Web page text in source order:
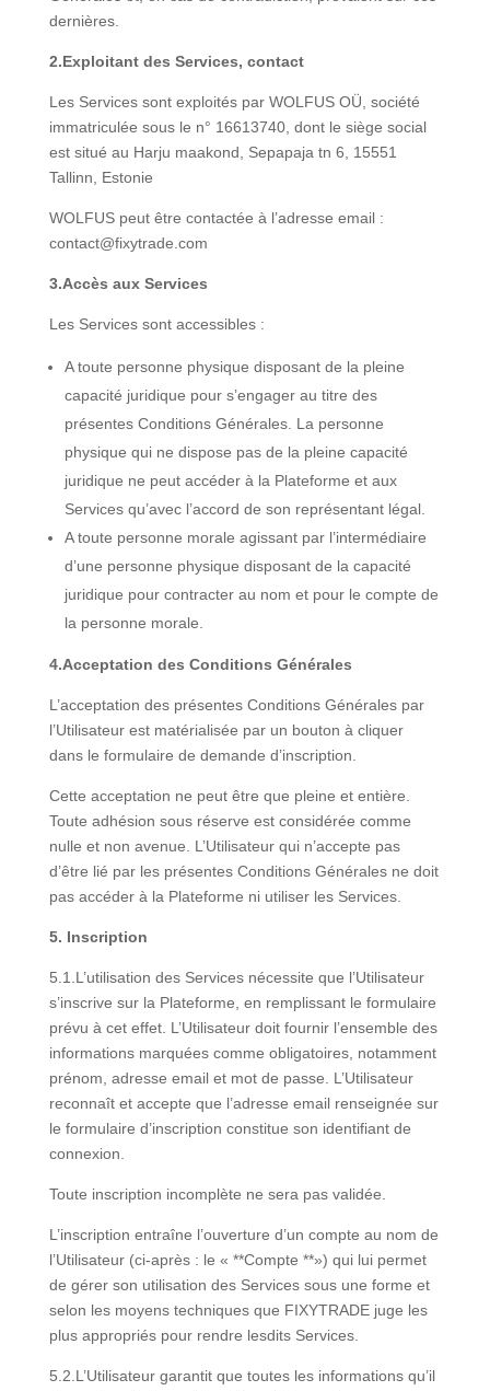
dernières.
2.Exploitant des Services, contact
Les Services sont exploités par WOLFUS OÜ, société
immatriculée sous le n° 16613740, dont le siège social
est situé au Harju maakond, Sepapaja tn 6, 15551
Tallinn, Estonie
WOLFUS peut être contactée à l’adresse email :
contact@fixytrade.com
3.Accès aux Services
Les Services sont accessibles :
A toute personne physique disposant de la pleine
capacité juridique pour s’engager au titre des
présentes Conditions Générales. La personne
physique qui ne dispose pas de la pleine capacité
juridique ne peut accéder à la Plateforme et aux
Services qu’avec l’accord de son représentant légal.
A toute personne morale agissant par l’intermédiaire
d’une personne physique disposant de la capacité
juridique pour contracter au nom et pour le compte de
la personne morale.
4.Acceptation des Conditions Générales
L’acceptation des présentes Conditions Générales par
l’Utilisateur est matérialisée par un bouton à cliquer
dans le formulaire de demande d’inscription.
Cette acceptation ne peut être que pleine et entière.
Toute adhésion sous réserve est considérée comme
nulle et non avenue. L’Utilisateur qui n’accepte pas
d’être lié par les présentes Conditions Générales ne doit
pas accéder à la Plateforme ni utiliser les Services.
5. Inscription
5.1.L’utilisation des Services nécessite que l’Utilisateur
s’inscrive sur la Plateforme, en remplissant le formulaire
prévu à cet effet. L’Utilisateur doit fournir l’ensemble des
informations marquées comme obligatoires, notamment
prénom, adresse email et mot de passe. L’Utilisateur
reconnaît et accepte que l’adresse email renseignée sur
le formulaire d’inscription constitue son identifiant de
connexion.
Toute inscription incomplète ne sera pas validée.
L’inscription entraîne l’ouverture d’un compte au nom de
l’Utilisateur (ci-après : le « **Compte **») qui lui permet
de gérer son utilisation des Services sous une forme et
selon les moyens techniques que FIXYTRADE juge les
plus appropriés pour rendre lesdits Services.
5.2.L’Utilisateur garantit que toutes les informations qu’il